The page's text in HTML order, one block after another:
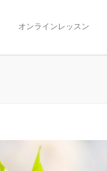
オンラインレッスン